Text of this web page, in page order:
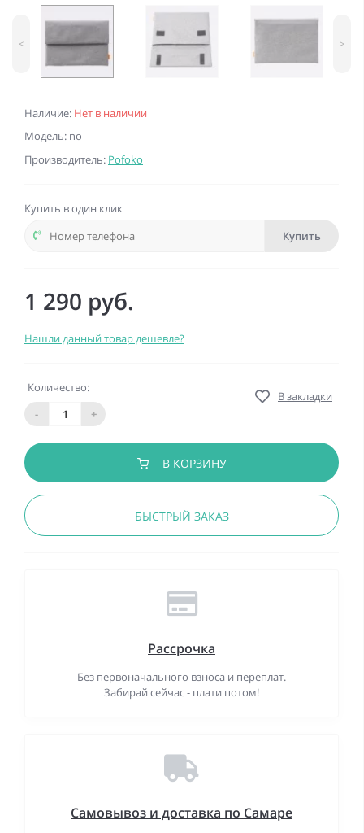
Наличие: Нет в наличии
Модель: no
Производитель: Pofoko
< >
Купить в один клик
Купить
1 290 руб.
Нашли данный товар дешевле?
Количество:
-
+
В закладки
В КОРЗИНУ
БЫСТРЫЙ ЗАКАЗ
Рассрочка
Без первоначального взноса и переплат.
Забирай сейчас - плати потом!
Самовывоз и доставка по Самаре